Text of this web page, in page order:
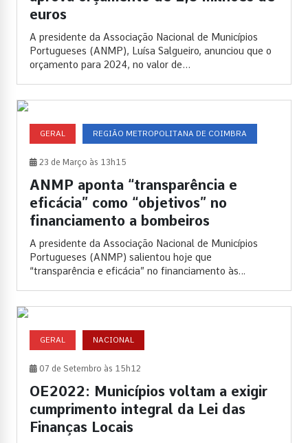
euros
A presidente da Associação Nacional de Municípios
Portugueses (ANMP), Luísa Salgueiro, anunciou que o
orçamento para 2024, no valor de...
GERAL REGIÃO METROPOLITANA DE COIMBRA
23 de Março às 13h15
ANMP aponta “transparência e
eficácia” como “objetivos” no
financiamento a bombeiros
A presidente da Associação Nacional de Municípios
Portugueses (ANMP) salientou hoje que
“transparência e eficácia” no financiamento às
GERAL NACIONAL
07 de Setembro às 15h12
OE2022: Municípios voltam a exigir
cumprimento integral da Lei das
Finanças Locais